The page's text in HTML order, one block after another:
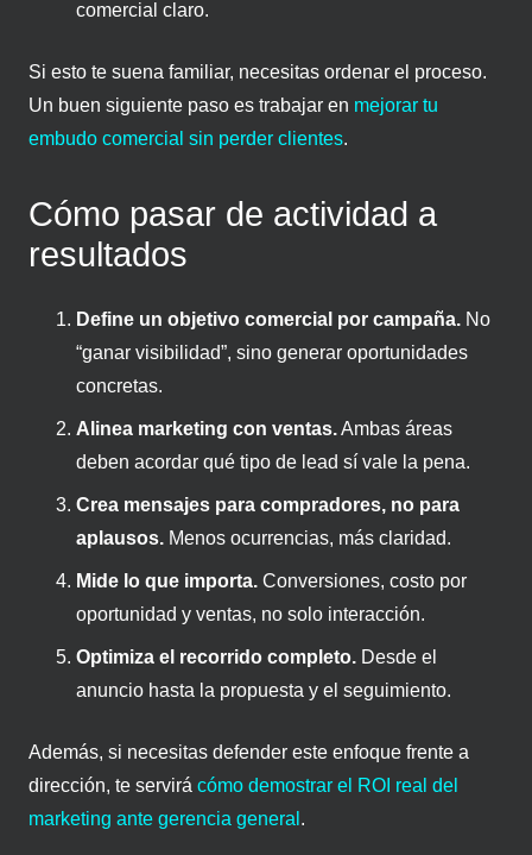
comercial claro.
Si esto te suena familiar, necesitas ordenar el proceso.
Un buen siguiente paso es trabajar en mejorar tu
embudo comercial sin perder clientes.
Cómo pasar de actividad a
resultados
Define un objetivo comercial por campaña. No
“ganar visibilidad”, sino generar oportunidades
concretas.
Alinea marketing con ventas.Ambas áreas
deben acordar qué tipo de lead sí vale la pena.
Crea mensajes para compradores, no para
aplausos. Menos ocurrencias, más claridad.
Mide lo que importa. Conversiones, costo por
oportunidad y ventas, no solo interacción.
Optimiza el recorrido completo. Desde el
anuncio hasta la propuesta y el seguimiento.
Además, si necesitas defender este enfoque frente a
dirección, te servirá cómo demostrar el ROI real del
marketing ante gerencia general .